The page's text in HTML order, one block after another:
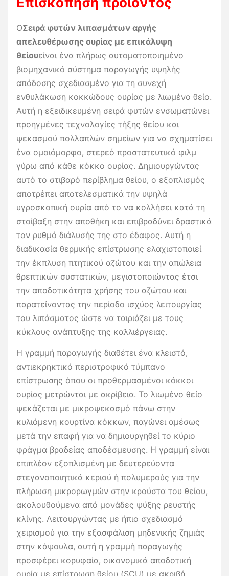
ΟΣειρά φυτών λιπασμάτων αργής
απελευθέρωσης ουρίας με επικάλυψη
θείουείναι ένα πλήρως αυτοματοποιημένο
βιομηχανικό σύστημα παραγωγής υψηλής
απόδοσης σχεδιασμένο για τη συνεχή
ενθυλάκωση κοκκώδους ουρίας με λιωμένο θείο.
Αυτή η εξειδικευμένη σειρά φυτών ενσωματώνει
προηγμένες τεχνολογίες τήξης θείου και
ψεκασμού πολλαπλών σημείων για να σχηματίσει
ένα ομοιόμορφο, στερεό προστατευτικό φιλμ
γύρω από κάθε κόκκο ουρίας. Δημιουργώντας
αυτό το στιβαρό περίβλημα θείου, ο εξοπλισμός
αποτρέπει αποτελεσματικά την υψηλά
υγροσκοπική ουρία από το να κολλήσει κατά τη
στοίβαξη στην αποθήκη και επιβραδύνει δραστικά
τον ρυθμό διάλυσής της στο έδαφος. Αυτή η
διαδικασία θερμικής επίστρωσης ελαχιστοποιεί
την έκπλυση πτητικού αζώτου και την απώλεια
θρεπτικών συστατικών, μεγιστοποιώντας έτσι
την αποδοτικότητα χρήσης του αζώτου και
παρατείνοντας την περίοδο ισχύος λειτουργίας
του λιπάσματος ώστε να ταιριάζει με τους
κύκλους ανάπτυξης της καλλιέργειας.
Η γραμμή παραγωγής διαθέτει ένα κλειστό,
αντιεκρηκτικό περιστροφικό τύμπανο
επίστρωσης όπου οι προθερμασμένοι κόκκοι
ουρίας μετρώνται με ακρίβεια. Το λιωμένο θείο
ψεκάζεται με μικροψεκασμό πάνω στην
κυλιόμενη κουρτίνα κόκκων, παγώνει αμέσως
μετά την επαφή για να δημιουργηθεί το κύριο
φράγμα βραδείας αποδέσμευσης. Η γραμμή είναι
επιπλέον εξοπλισμένη με δευτερεύοντα
στεγανοποιητικά κεριού ή πολυμερούς για την
πλήρωση μικρορωγμών στην κρούστα του θείου,
ακολουθούμενα από μονάδες ψύξης ρευστής
κλίνης. Λειτουργώντας με ήπιο σχεδιασμό
χειρισμού για την εξασφάλιση μηδενικής ζημιάς
στην κάψουλα, αυτή η γραμμή παραγωγής
προσφέρει κορυφαία, οικονομικά αποδοτική
ουρία με επίστρωση θείου (SCU) με ακριβή